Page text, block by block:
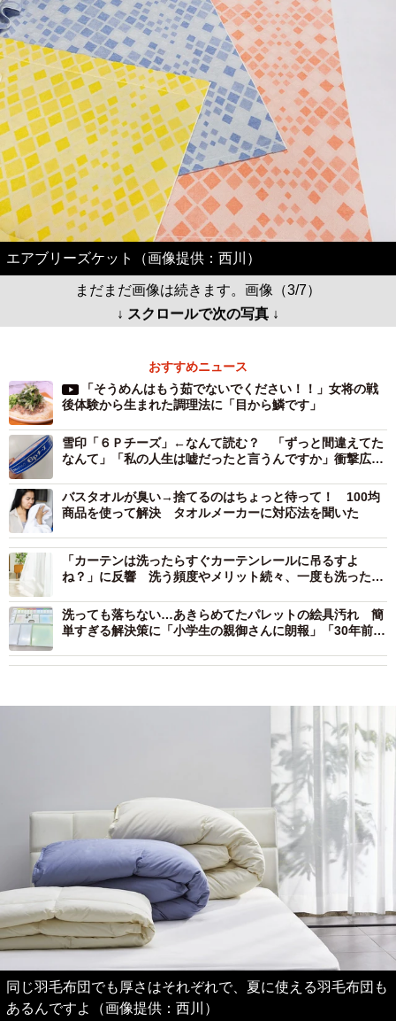
エアブリーズケット（画像提供：西川）
まだまだ画像は続きます。画像（3/7）
↓ スクロールで次の写真 ↓
おすすめニュース
「そうめんはもう茹でないでください！！」女将の戦
後体験から生まれた調理法に「目から鱗です」
雪印「６Ｐチーズ」←なんて読む？ 「ずっと間違えてた
なんて」「私の人生は嘘だったと言うんですか」衝撃広が
バスタオルが臭い→捨てるのはちょっと待って！ 100均
商品を使って解決 タオルメーカーに対応法を聞いた
「カーテンは洗ったらすぐカーテンレールに吊るすよ
ね？」に反響 洗う頻度やメリット続々、一度も洗ったこ
洗っても落ちない…あきらめてたパレットの絵具汚れ 簡
単すぎる解決策に「小学生の親御さんに朗報」「30年前に
同じ羽毛布団でも厚さはそれぞれで、夏に使える羽毛布団も
あるんですよ（画像提供：西川）